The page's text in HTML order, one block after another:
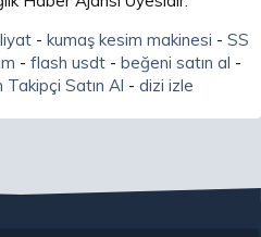
- kumaş kesim makinesi - SS
- flash usdt - beğeni satın al -
Satın Al - dizi izle